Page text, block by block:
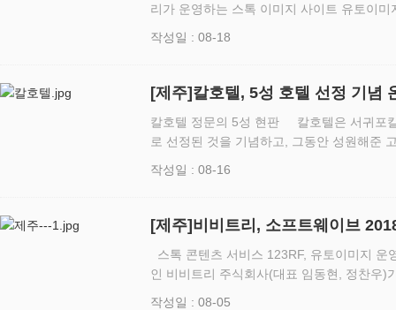
리가 운영하는 스톡 이미지 사이트 유토이
다. 유토이…
작성일 : 08-18
[제주]칼호텔, 5성 호텔 선정 기념
칼호텔 정문의 5성 현판 칼호텔은 서귀포
로 선정된 것을 기념하고, 그동안 성원해준
본인의 SNS(페…
작성일 : 08-16
[제주]비비트리, 소프트웨이브
스톡 콘텐츠 서비스 123RF, 유토이미지 운영 기업 스톡 콘
인 비비트리 주식회사(대표 임동현, 정찬우)
작성일 : 08-05